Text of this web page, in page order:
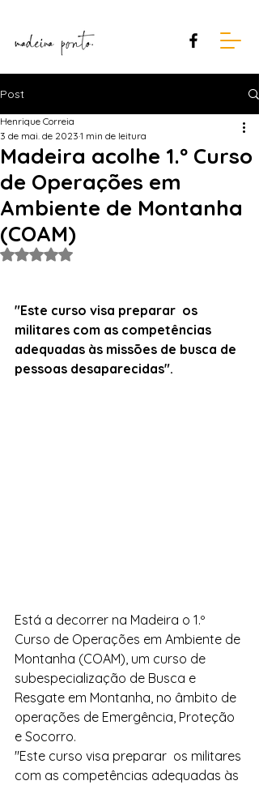
Post
Madeira acolhe 1.º Curso
de Operações em
Ambiente de Montanha
(COAM)
Henrique Correia
3 de mai. de 2023 1 min de leitura
Avaliado com NaN de 5 estrelas.
"Este curso visa preparar  os
militares com as competências
adequadas às missões de busca de
pessoas desaparecidas".
Está a decorrer na Madeira o 1.º
Curso de Operações em Ambiente de
Montanha (COAM), um curso de
subespecialização de Busca e
Resgate em Montanha, no âmbito de
operações de Emergência, Proteção
e Socorro.
"Este curso visa preparar  os militares
com as competências adequadas às